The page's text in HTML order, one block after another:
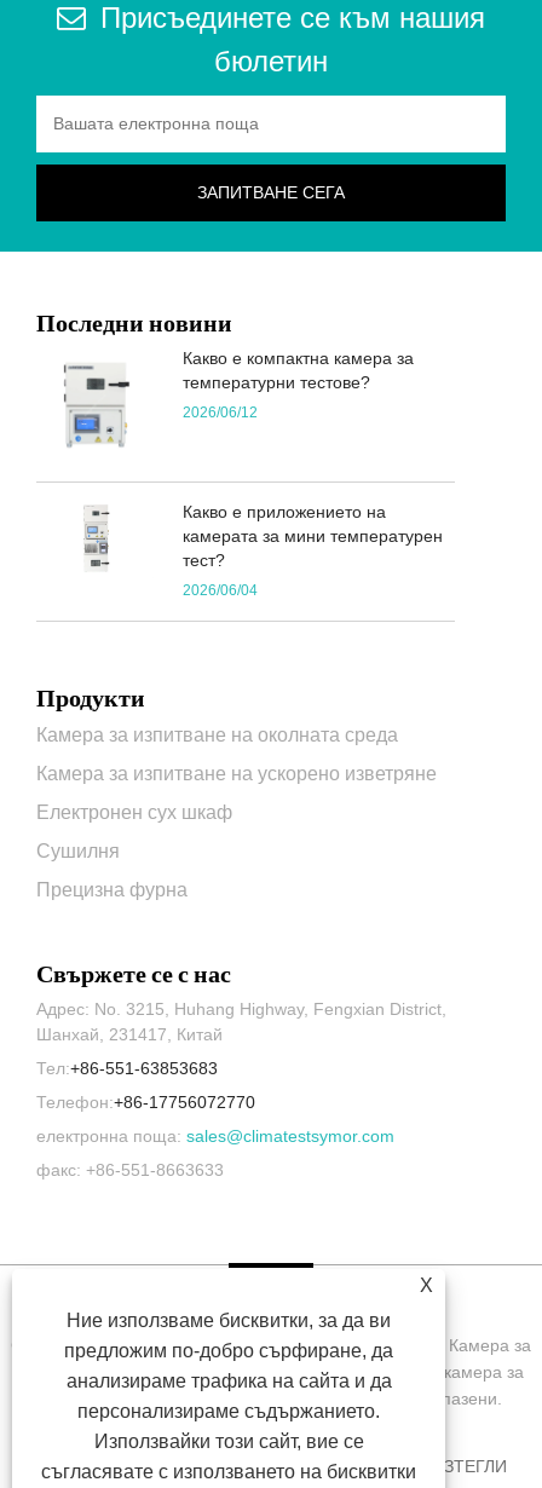
Присъединете се към нашия
бюлетин
Последни новини
Какво е компактна камера за
температурни тестове?
2026/06/12
Какво е приложението на
камерата за мини температурен
тест?
2026/06/04
Продукти
Камера за изпитване на околната среда
Камера за изпитване на ускорено изветряне
Електронен сух шкаф
Сушилня
Прецизна фурна
Свържете се с нас
Адрес: No. 3215, Huhang Highway, Fengxian District,
Шанхай, 231417, Китай
Тел:+86-551-63853683
Телефон:+86-17756072770
електронна поща: sales@climatestsymor.com
факс: +86-551-8663633
Copyright © 2022 Symor Instrument Equipment Co., Ltd. Камера за
изпитване на околната среда, електронен сух шкаф, камера за
изпитване на ускорено изветряне Всички права запазени.
У ДОМА ЗА НАС ПРОДУКТИ НОВИНИ ИЗТЕГЛИ
X
Ние използваме бисквитки, за да ви
предложим по-добро сърфиране, да
анализираме трафика на сайта и да
персонализираме съдържанието.
Използвайки този сайт, вие се
съгласявате с използването на бисквитки